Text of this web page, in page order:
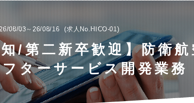
08/03～26/08/16 求人No.HICO-01
/第二新卒歓迎】防衛
ターサービス開発業務